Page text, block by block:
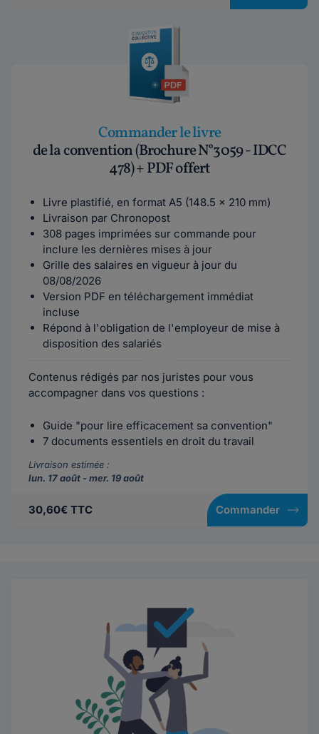
Commander le livre
de la convention (Brochure N°3059 - IDCC
478) + PDF offert
Livre plastifié, en format A5 (148.5 x 210 mm)
Livraison par Chronopost
308 pages imprimées sur commande pour
inclure les dernières mises à jour
Grille des salaires en vigueur à jour du
08/08/2026
Version PDF en téléchargement immédiat
incluse
Répond à l'obligation de l'employeur de mise à
disposition des salariés
Contenus rédigés par nos juristes pour vous
accompagner dans vos questions :
Guide "pour lire efficacement sa convention"
7 documents essentiels en droit du travail
Livraison estimée :
lun. 17 août - mer. 19 août
30,60€ TTC Commander